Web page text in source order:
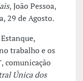
, João Pessoa,
29 de Agosto.
trabalho e os
comunicação
Única dos